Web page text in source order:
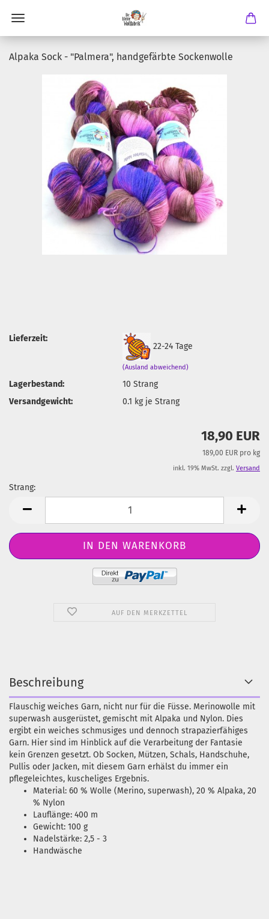
Alpaka Sock - "Palmera", handgefärbte Sockenwolle
Lieferzeit:
22-24 Tage
(Ausland abweichend)
Lagerbestand: 10Strang
Versandgewicht:
0.1 kg je Strang
18,90 EUR
189,00 EUR pro kg
inkl. 19% MwSt. zzgl. Versand
Strang:
AUF DEN MERKZETTEL
Beschreibung
Flauschig weiches Garn, nicht nur für die Füsse. Merinowolle mit
superwash ausgerüstet, gemischt mit Alpaka und Nylon. Dies
ergibt ein weiches schmusiges und dennoch strapazierfähiges
Garn. Hier sind im Hinblick auf die Verarbeitung der Fantasie
kein Grenzen gesetzt. Ob Socken, Mützen, Schals, Handschuhe,
Pullis oder Jacken, mit diesem Garn erhälst du immer ein
pflegeleichtes, kuscheliges Ergebnis.
Material: 60 % Wolle (Merino, superwash), 20 % Alpaka, 20
% Nylon
Lauflänge: 400 m
Gewicht: 100 g
Nadelstärke: 2,5 - 3
Handwäsche